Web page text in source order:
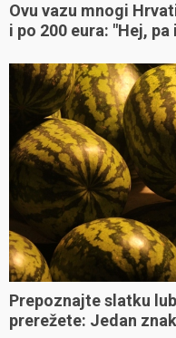
Ovu vazu mnogi
i po 200 eura: "Hej,
Prepoznajte slatku
prerežete: Jedan